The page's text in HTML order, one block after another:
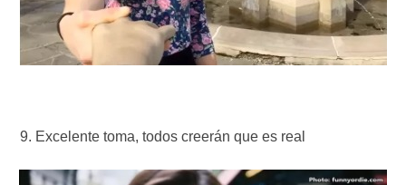
Excelente toma, todos creerán que es real